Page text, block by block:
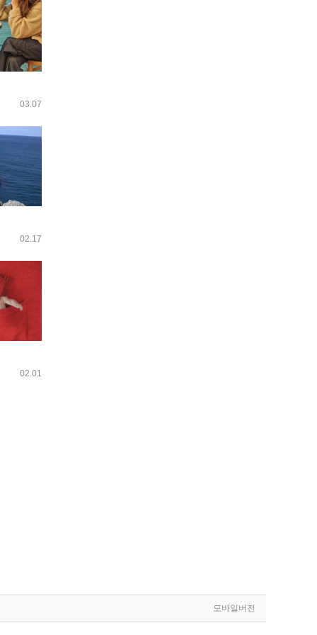
03.07
02.17
02.01
모바일버전